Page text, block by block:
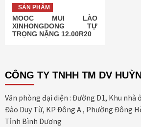
SẢN PHẨM
MOOC MUI LÀO
XINHONGDONG TỰ
TRỌNG NẶNG 12.00R20
CÔNG TY TNHH TM DV
Văn phòng đại diện : Đường D1, Khu nhà
Đào Duy Từ, KP Đông A , Phường Đông
Tỉnh Bình Dương